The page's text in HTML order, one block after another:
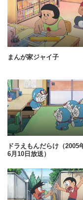
まんが家ジャイ子
ドラえもんだらけ（2005
6月10日放送）